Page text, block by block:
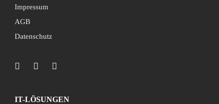
Impressum
AGB
Datenschutz
IT-LÖSUNGEN